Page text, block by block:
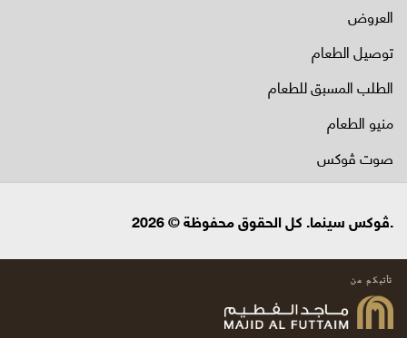
العروض
توصيل الطعام
الطلب المسبق للطعام
منيو الطعام
صوت ڤوكس
.ڤوكس سينما. كل الحقوق محفوظة © 2026